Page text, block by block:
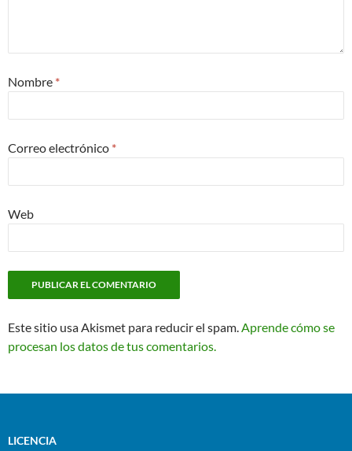
Nombre *
Correo electrónico *
Web
Este sitio usa Akismet para reducir el spam.Aprende cómo se
procesan los datos de tus comentarios.
LICENCIA